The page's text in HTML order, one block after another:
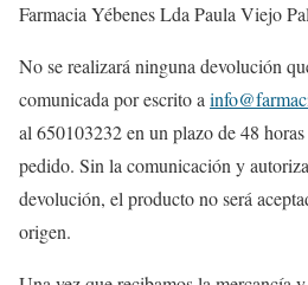
Farmacia Yébenes Lda Paula Viejo
No se realizará ninguna devolución
comunicada por escrito a
al 650103232 en un plazo de 48
pedido. Sin la comunicación y
devolución, el producto no será
origen.